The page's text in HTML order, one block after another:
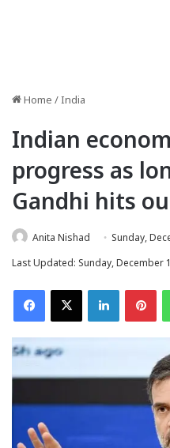
Home /India
Indian
progress as
Gandhi hits
Anita Nishad
Sunday,
Last Updated: Sunday, December
Facebook
X LinkedIn